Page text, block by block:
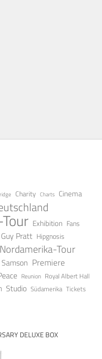
Charity Charts Cinema
Exhibition Fans
Guy Pratt Hipgnosis
Nordamerika-Tour
Premiere
Reunion Royal Albert Hall
Studio Südamerika Tickets
DELUXE BOX